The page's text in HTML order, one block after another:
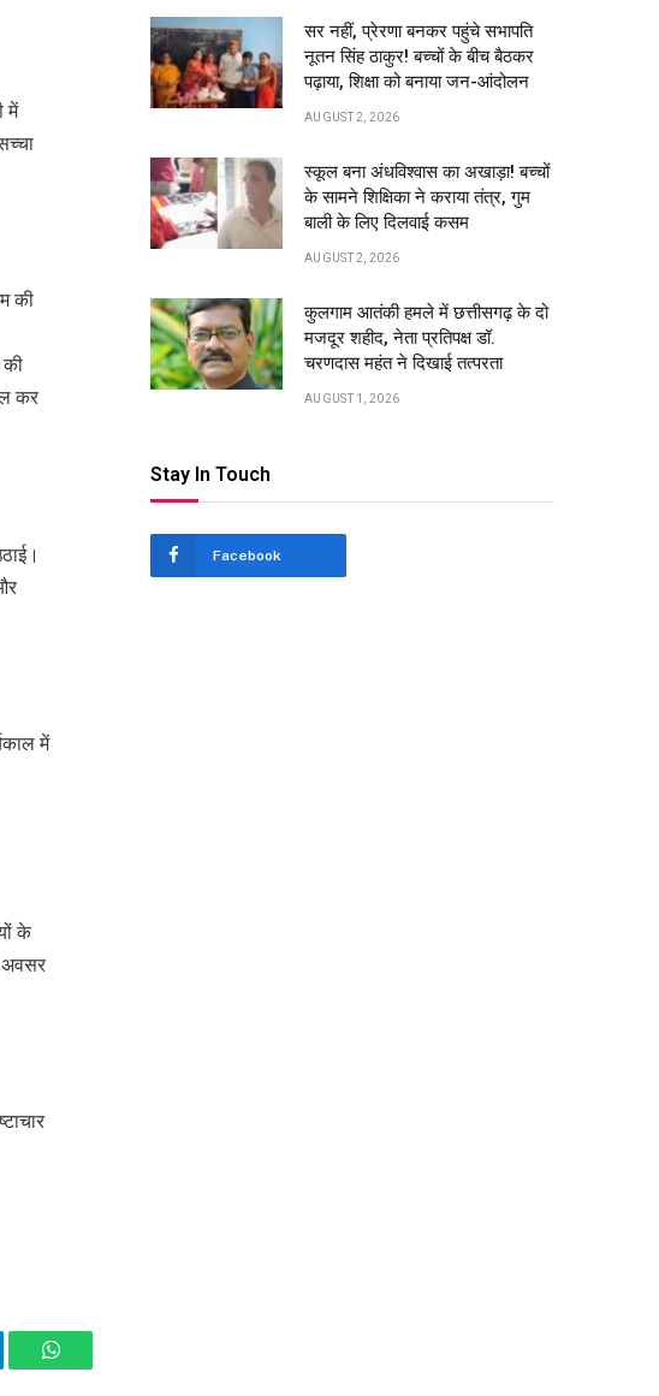
में
की
कर
में
के
अवसर
WhatsApp
सर नहीं, प्रेरणा बनकर पहुंचे सभापति
नूतन सिंह ठाकुर! बच्चों के बीच बैठकर
पढ़ाया, शिक्षा को बनाया जन-आंदोलन
AUGUST 2, 2026
स्कूल बना अंधविश्वास का अखाड़ा! बच्चों
के सामने शिक्षिका ने कराया तंत्र, गुम
बाली के लिए दिलवाई कसम
AUGUST 2, 2026
कुलगाम आतंकी हमले में छत्तीसगढ़ के दो
मजदूर शहीद, नेता प्रतिपक्ष डॉ.
चरणदास महंत ने दिखाई तत्परता
AUGUST 1, 2026
Stay In Touch
Facebook